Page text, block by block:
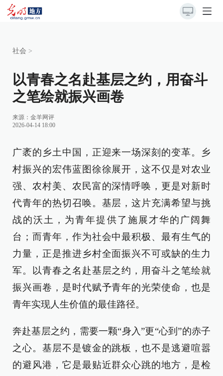
社会 >
以青春之名赴基层之约，用奋斗
之笔绘就振兴画卷
来源： 金羊网评
2026-04-14 18:00
广袤的乡土中国，正迎来一场深刻的变革。乡
村振兴的宏伟蓝图徐徐展开，这不仅是对农业
强、农村美、农民富的深情呼唤，更是对新时
代青年的热切召唤。基层，这片充满希望与挑
战的沃土，为青年提供了施展才华的广阔舞
台；而青年，作为社会中最积极、最有生气的
力量，正是推进乡村全面振兴不可或缺的生力
军。以青春之名赴基层之约，用奋斗之笔绘就
振兴画卷，是时代赋予青年的光荣使命，也是
青年实现人生价值的最佳路径。
奔赴基层之约，需要一颗“身入”更“心到”的赤子
之心。基层不是镀金的跳板，也不是逃避喧嚣
的避风港，它是最贴近群众心跳的地方，是检